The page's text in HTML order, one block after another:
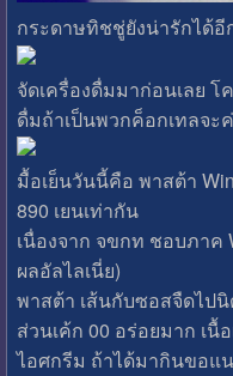
กระดาษทิชชู่ยังน่ารักได้อี
จัดเครื่องดื่มมาก่อนเลย โ
ดื่มถ้าเป็นพวกค็อกเทลจะ
มื้อเย็นวันนี้คือ พาสต้า
890 เยนเท่ากัน
เนื่องจาก จขกท ชอบภาค
ผลอัลไลเนี่ย)
พาสต้า เส้นกับซอสจืดไป
ส่วนเค้ก 00 อร่อยมาก เ
ไอศกรีม ถ้าได้มากินขอแ